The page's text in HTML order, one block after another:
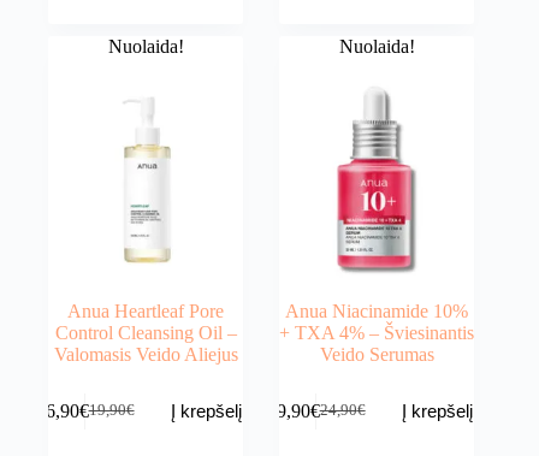
Nuolaida!
Anua Heartleaf Pore
Control Cleansing Oil –
Valomasis Veido Aliejus
19,90€
Original
16,90€Current
Į krepšelį
Nuolaida!
Anua Niacinamide 10%
+ TXA 4% – Šviesinantis
Veido Serumas
24,90€
Original
19,90€Current
Į krepšelį